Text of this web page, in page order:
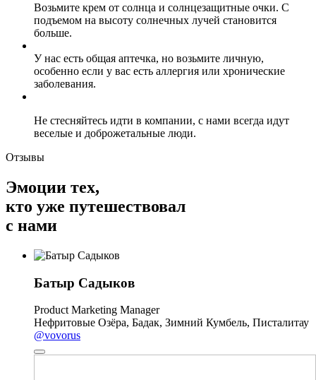
Возьмите крем от солнца и солнцезащитные очки. С
подъемом на высоту солнечных лучей становится
больше.
У нас есть общая аптечка, но возьмите личную,
особенно если у вас есть аллергия или хронические
заболевания.
Не стесняйтесь идти в компании, с нами всегда идут
веселые и доброжетальные люди.
Отзывы
Эмоции тех,
кто уже путешествовал
с нами
Батыр Садыков
Product Marketing Manager
Нефритовые Озёра, Бадак, Зимний Кумбель, Писталитау
@vovorus